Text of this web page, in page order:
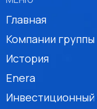
Главная
Компании группы
История
Enera
Инвестиционный